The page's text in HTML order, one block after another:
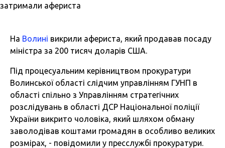
На Волині викрили афериста, який продавав посаду
міністра за 200 тисяч доларів США.
Під процесуальним керівництвом прокуратури
Волинської області слідчим управлінням ГУНП в
області спільно з Управлінням стратегічних
розслідувань в області ДСР Національної поліції
України викрито чоловіка, який шляхом обману
заволодівав коштами громадян в особливо великих
розмірах, - повідомили у пресслужбі прокуратури.